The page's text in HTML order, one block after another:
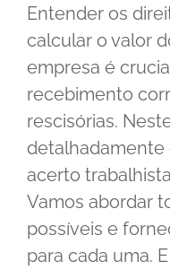
Entender os
calcular o valor
empresa é
recebimento
rescisórias.
detalhadamente
acerto
Vamos abordar
possíveis e
para cada uma.